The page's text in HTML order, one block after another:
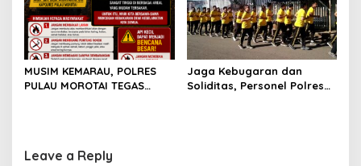
MUSIM KEMARAU, POLRES
PULAU MOROTAI TEGAS
Jaga Kebugaran dan
Soliditas, Personel Polres
Leave a Reply